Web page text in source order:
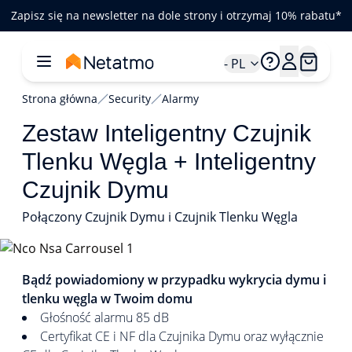
Zapisz się na newsletter na dole strony i otrzymaj 10% rabatu*
- PL
Strona główna Security Alarmy
Zestaw Inteligentny Czujnik
Tlenku Węgla + Inteligentny
Czujnik Dymu
Połączony Czujnik Dymu i Czujnik Tlenku Węgla
Bądź powiadomiony w przypadku wykrycia dymu i
tlenku węgla w Twoim domu
Głośność alarmu 85 dB
Certyfikat CE i NF dla Czujnika Dymu oraz wyłącznie